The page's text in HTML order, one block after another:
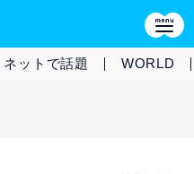
ネットで話題 WORLD